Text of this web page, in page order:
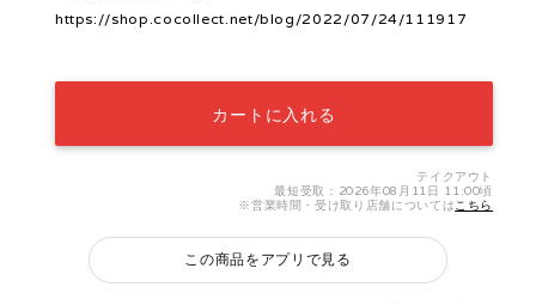
https://shop.cocollect.net/blog/2022/07/24/111917
カートに入れる
テイクアウト
最短受取：2026年08月11日 11:00頃
※営業時間・受け取り店舗についてはこちら
この商品をアプリで見る